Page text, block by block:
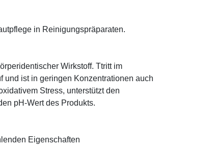
in Reinigungspräparaten.
Wirkstoff. Ttritt im
und ist in geringen Konzentrationen auch
Stress, unterstützt den
pH-Wert des Produkts.
Eigenschaften